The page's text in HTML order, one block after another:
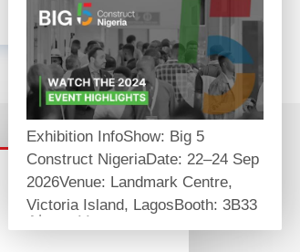
Exhibition InfoShow: Big 5
Construct NigeriaDate: 22–24 Sep
2026Venue: Landmark Centre,
Victoria Island, LagosBooth: 3B33
About Us